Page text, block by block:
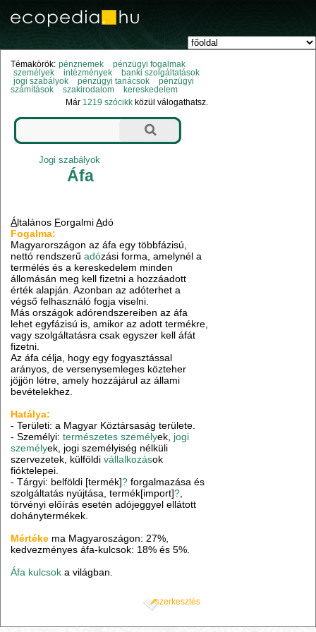
Témakörök: pénznemek
pénzügyi fogalmak
személyek
intézmények
banki szolgáltatások
jogi szabályok
pénzügyi tanácsok
pénzügyi
számítások
szakirodalom
kereskedelem
Már 1219 szócikk közül válogathatsz.
Jogi szabályok
Áfa
Általános ForgalmiAdó
Fogalma:
Magyarországon az áfa egy többfázisú,
nettó rendszerűadózási forma, amelynél a
termélés és a kereskedelem minden
állomásán meg kell fizetni a hozzáadott
érték alapján. Azonban az adóterhet a
végső felhasználó fogja viselni.
Más országok adórendszereiben az áfa
lehet egyfázisú is, amikor az adott termékre,
vagy szolgáltatásra csak egyszer kell áfát
fizetni.
Az áfa célja, hogy egy fogyasztással
arányos, de versenysemleges közteher
jöjjön létre, amely hozzájárul az állami
bevételekhez.
Hatálya:
- Területi: a Magyar Köztársaság területe.
- Személyi:természetes személyek, jogi
személyek, jogi személyiség nélküli
szervezetek, külföldivállalkozások
fióktelepei.
- Tárgyi: belföldi [termék]? forgalmazása és
szolgáltatás nyújtása, termék[import]?
törvényi előírás esetén adójeggyel ellátott
dohánytermékek.
Mértéke ma Magyaroszágon: 27%,
kedvezményes áfa-kulcsok: 18% és 5%.
Áfa kulcsok a világban.
szerkesztés